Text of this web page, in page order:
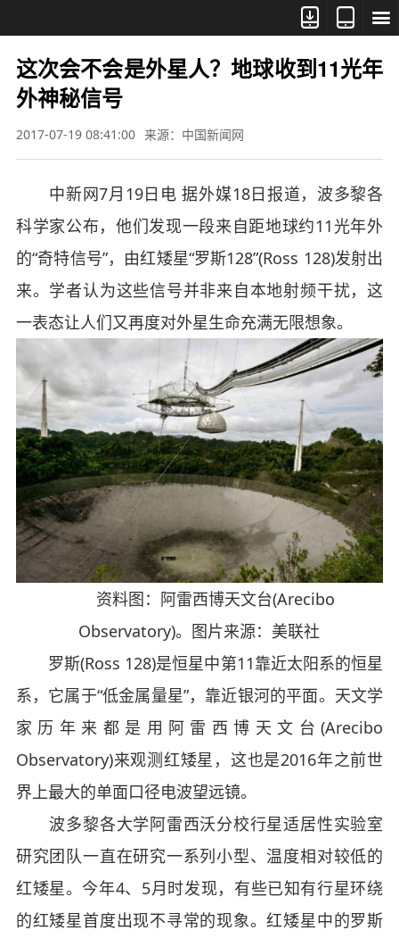



这次会不会是外星人？地球收到11光年
外神秘信号
2017-07-19 08:41:00 来源：中国新闻网
中新网7月19日电 据外媒18日报道，波多黎各
科学家公布，他们发现一段来自距地球约11光年外
的“奇特信号”，由红矮星“罗斯128”(Ross 128)发射出
来。学者认为这些信号并非来自本地射频干扰，这
一表态让人们又再度对外星生命充满无限想象。
资料图：阿雷西博天文台(Arecibo
Observatory)。图片来源：美联社
罗斯(Ross 128)是恒星中第11靠近太阳系的恒星
系，它属于“低金属量星”，靠近银河的平面。天文学
家历年来都是用阿雷西博天文台(Arecibo
Observatory)来观测红矮星，这也是2016年之前世
界上最大的单面口径电波望远镜。
波多黎各大学阿雷西沃分校行星适居性实验室
研究团队一直在研究一系列小型、温度相对较低的
红矮星。今年4、5月时发现，有些已知有行星环绕
的红矮星首度出现不寻常的现象。红矮星中的罗斯